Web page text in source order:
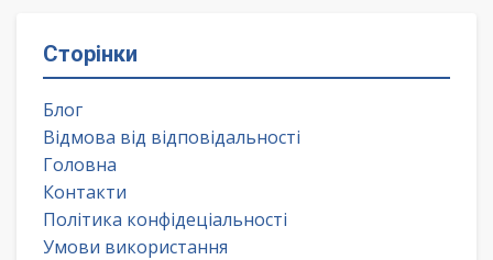
Сторінки
Блог
Відмова від відповідальності
Головна
Контакти
Політика конфідеціальності
Умови використання